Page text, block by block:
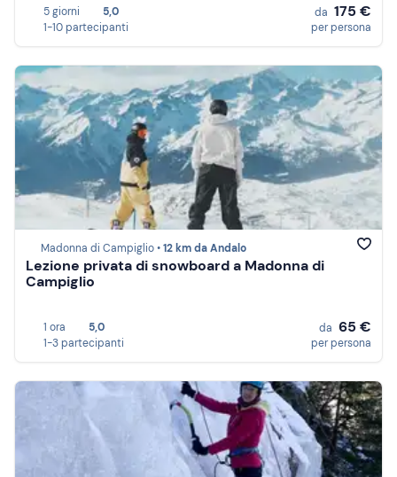
5 giorni
5,0
1-10 partecipanti
da 175 €
per persona
Madonna di Campiglio •12 km da Andalo
Lezione privata di snowboard a Madonna di
Campiglio
1 ora
5,0
1-3 partecipanti
da 65 €
per persona